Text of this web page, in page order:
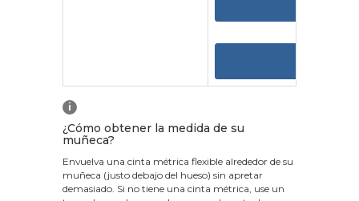
i
¿Cómo obtener la medida de su
muñeca?
Envuelva una cinta métrica flexible alrededor de su
muñeca (justo debajo del hueso) sin apretar
demasiado. Si no tiene una cinta métrica, use un